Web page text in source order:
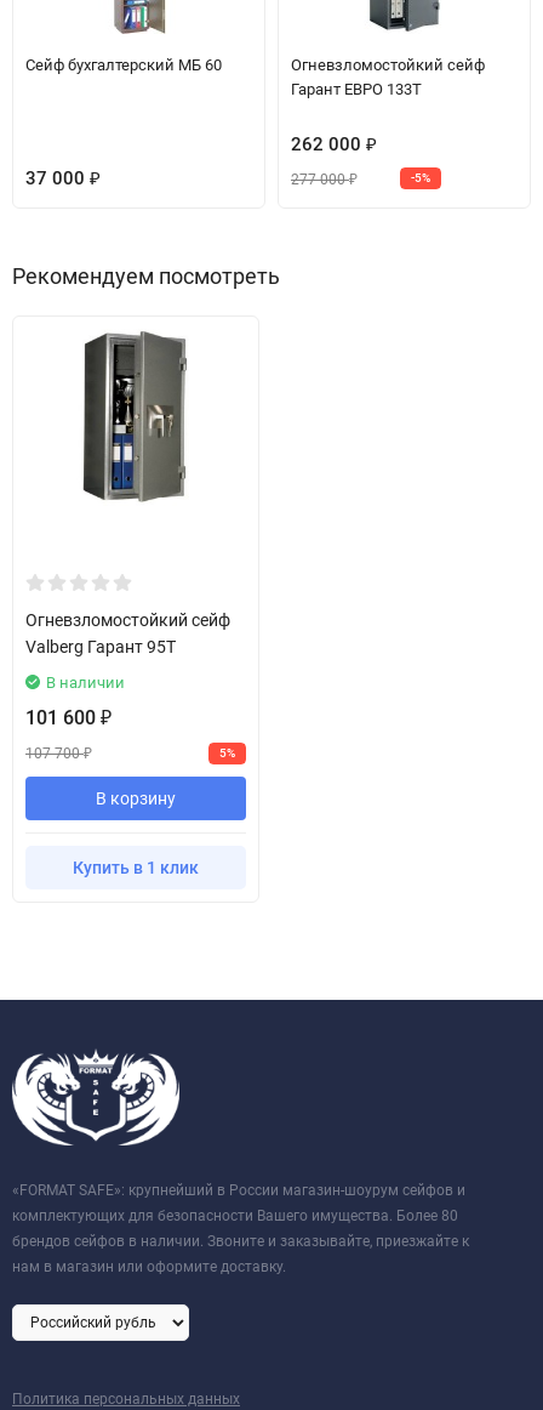
Сейф бухгалтерский МБ 60
37 000 ₽
Огневзломостойкий сейф
Гарант ЕВРО 133T
262 000 ₽
277 000₽ -5%
Рекомендуем посмотреть
Огневзломостойкий сейф
Valberg Гарант 95T
В наличии
101 600 ₽
107 700₽ 5%
В корзину
Купить в 1 клик
«FORMAT SAFE»: крупнейший в России магазин-шоурум сейфов и
комплектующих для безопасности Вашего имущества. Более 80
брендов сейфов в наличии. Звоните и заказывайте, приезжайте к
нам в магазин или оформите доставку.
Политика персональных данных